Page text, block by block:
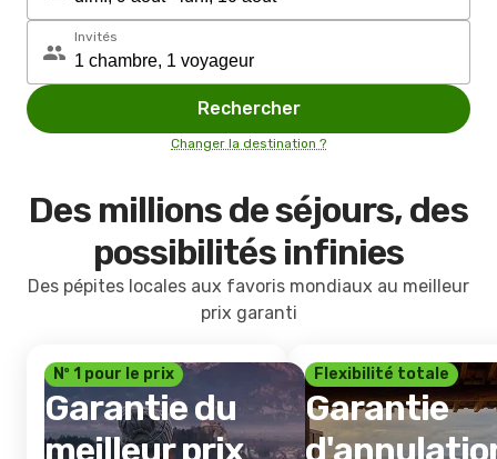
Invités
Rechercher
Changer la destination ?
Des millions de séjours, des
possibilités infinies
Des pépites locales aux favoris mondiaux au meilleur
prix garanti
Nº 1 pour le prix
Garantie du
meilleur prix
Flexibilité totale
Garantie